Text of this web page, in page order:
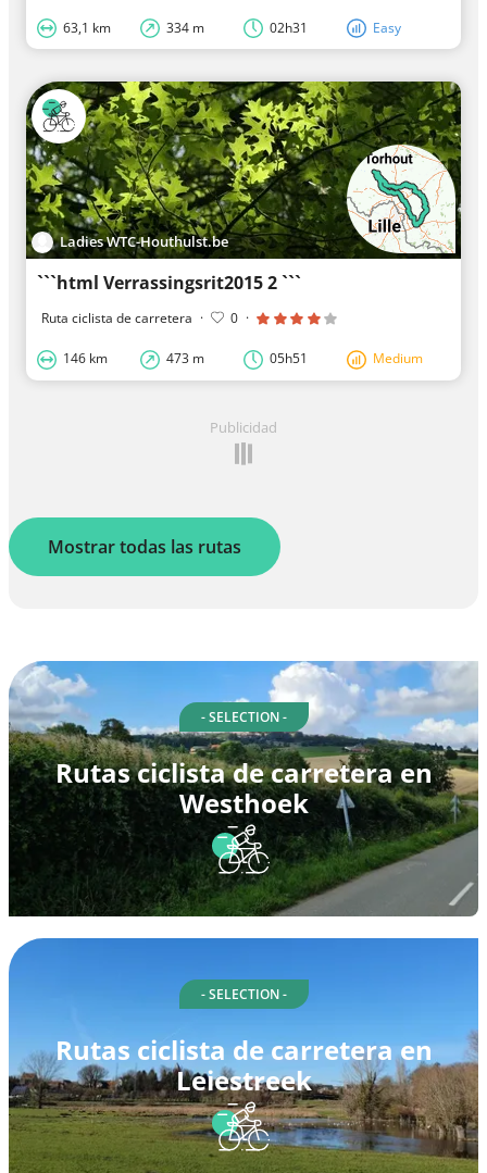
63,1 km 334 m 02h31 Easy
Ladies WTC-Houthulst.be
```html Verrassingsrit2015 2 ```
Ruta ciclista de carretera · 0 ·
146 km 473 m 05h51 Medium
Publicidad
Mostrar todas las rutas
- SELECTION -
Rutas ciclista de carretera en
Westhoek
- SELECTION -
Rutas ciclista de carretera en
Leiestreek